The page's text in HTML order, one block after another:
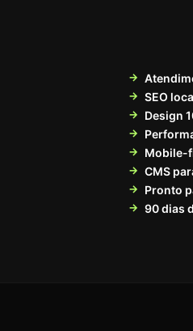
SEO
Design
Mobile-
CMS
Pronto
90 dias